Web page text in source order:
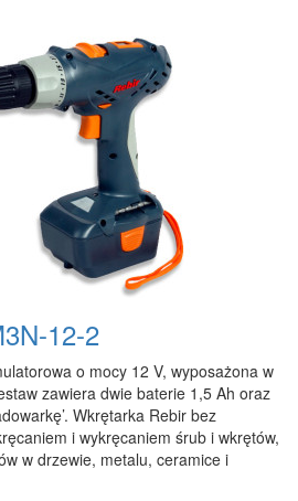
12-2
o mocy 12 V, wyposażona w
zawiera dwie baterie 1,5 Ah oraz
Wkrętarka Rebir bez
i wykręcaniem śrub i wkrętów,
w drzewie, metalu, ceramice i